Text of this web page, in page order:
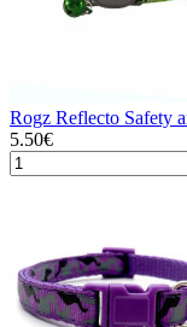
Rogz Reflecto Safety
5.50€